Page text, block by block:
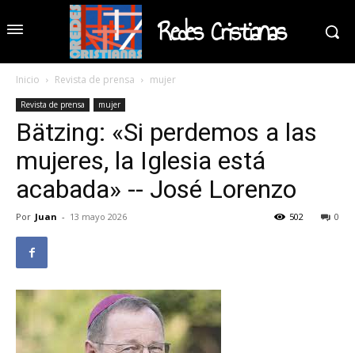
Redes Cristianas
Inicio Revista de prensa mujer
Revista de prensa mujer
Bätzing: «Si perdemos a las
mujeres, la Iglesia está
acabada» -- José Lorenzo
Por Juan - 13 mayo 2026 0
502